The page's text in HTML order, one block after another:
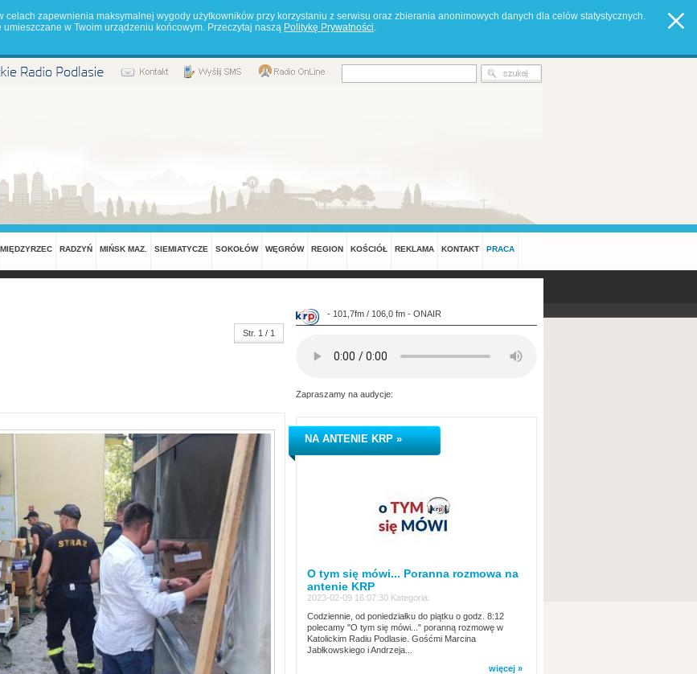
zapewnienia maksymalnej wygody użytkowników przy korzystaniu z serwisu oraz zbierania anonimowych danych dla celów statystycznych.
w Twoim urządzeniu końcowym. Przeczytaj naszą Politykę Prywatności.
MIĘDZYRZEC RADZYŃ MIŃSK MAZ. SIEMIATYCZE SOKOŁÓW WĘGRÓW REGION KOŚCIÓŁ REKLAMA KONTAKT PRACA
Str. 1 / 1
- 101,7fm / 106,0 fm - ONAIR
Zapraszamy na audycje:
NA ANTENIE KRP »
O tym się mówi... Poranna rozmowa na
antenie KRP
2023-02-09 16:07:30 Kategoria:
Codziennie, od poniedziałku do piątku o godz. 8:12
polecamy "O tym się mówi..." poranną rozmowę w
Katolickim Radiu Podlasie. Gośćmi Marcina
Jabłkowskiego i Andrzeja...
więcej »